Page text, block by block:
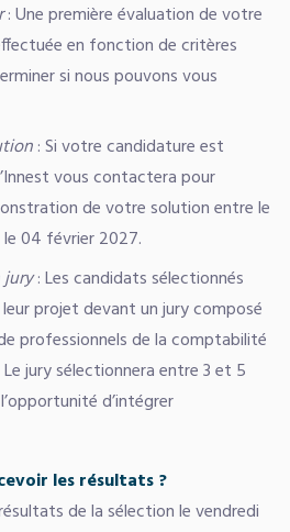
: Une première évaluation de votre
en fonction de critères
si nous pouvons vous
: Si votre candidature est
vous contactera pour
de votre solution entre le
04 février 2027.
jury: Les candidats sélectionnés
projet devant un jury composé
professionnels de la comptabilité
jury sélectionnera entre 3 et 5
d’intégrer
les résultats ?​
de la sélection le vendredi